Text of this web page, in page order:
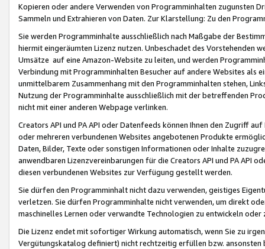
Kopieren oder andere Verwenden von Programminhalten zugunsten
Sammeln und Extrahieren von Daten. Zur Klarstellung: Zu den
Sie werden Programminhalte ausschließlich nach Maßgabe der
hiermit eingeräumten Lizenz nutzen. Unbeschadet des Vorstehenden
Umsätze auf eine Amazon-Website zu leiten, und werden
Verbindung mit Programminhalten Besucher auf andere Websites als
unmittelbarem Zusammenhang mit den Programminhalten stehen,
Nutzung der Programminhalte ausschließlich mit der betreffenden
nicht mit einer anderen Webpage verlinken.
Creators API und PA API oder Datenfeeds können Ihnen den Zugriff
oder mehreren verbundenen Websites angebotenen Produkte
Daten, Bilder, Texte oder sonstigen Informationen oder Inhalte
anwendbaren Lizenzvereinbarungen für die Creators API und PA API
diesen verbundenen Websites zur Verfügung gestellt werden.
Sie dürfen den Programminhalt nicht dazu verwenden, geistiges
verletzen. Sie dürfen Programminhalte nicht verwenden, um direkt
maschinelles Lernen oder verwandte Technologien zu entwickeln
Die Lizenz endet mit sofortiger Wirkung automatisch, wenn Sie zu
Vergütungskatalog definiert) nicht rechtzeitig erfüllen bzw. ansonsten